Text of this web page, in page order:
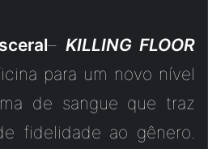
– KILLING FLOOR
para um novo nível
de sangue que traz
fidelidade ao gênero.